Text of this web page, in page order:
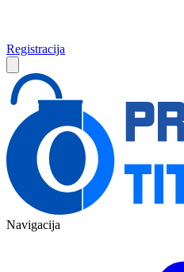
Registracija
Navigacija